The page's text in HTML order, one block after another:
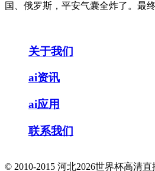
国、俄罗斯，平安气囊全炸了。最
关于我们
ai资讯
ai应用
联系我们
© 2010-2015 河北2026世界杯高清